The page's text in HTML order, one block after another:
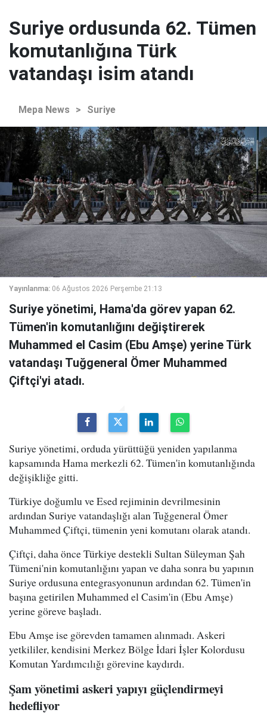
Suriye ordusunda 62. Tümen
komutanlığına Türk
vatandaşı isim atandı
Mepa News > Suriye
Yayınlanma: 06 Ağustos 2026 Perşembe 21:13
Suriye yönetimi, Hama'da görev yapan 62.
Tümen'in komutanlığını değiştirerek
Muhammed el Casim (Ebu Amşe) yerine Türk
vatandaşı Tuğgeneral Ömer Muhammed
Çiftçi'yi atadı.
Suriye yönetimi, orduda yürüttüğü yeniden yapılanma
kapsamında Hama merkezli 62. Tümen'in komutanlığında
değişikliğe gitti.
Türkiye doğumlu ve Esed rejiminin devrilmesinin
ardından Suriye vatandaşlığı alan Tuğgeneral Ömer
Muhammed Çiftçi, tümenin yeni komutanı olarak atandı.
Çiftçi, daha önce Türkiye destekli Sultan Süleyman Şah
Tümeni'nin komutanlığını yapan ve daha sonra bu yapının
Suriye ordusuna entegrasyonunun ardından 62. Tümen'in
başına getirilen Muhammed el Casim'in (Ebu Amşe)
yerine göreve başladı.
Ebu Amşe ise görevden tamamen alınmadı. Askeri
yetkililer, kendisini Merkez Bölge İdari İşler Kolordusu
Komutan Yardımcılığı görevine kaydırdı.
Şam yönetimi askeri yapıyı güçlendirmeyi
hedefliyor